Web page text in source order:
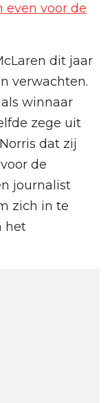
even voor de
dit jaar
verwachten.
winnaar
zege uit
dat zij
de
journalist
zich in te
het